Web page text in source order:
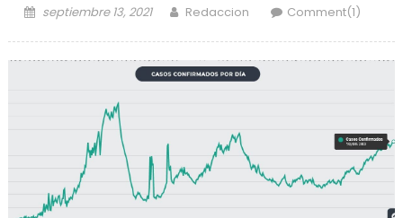
Posted
septiembre 13, 2021 Author
Redaccion Comment(1)